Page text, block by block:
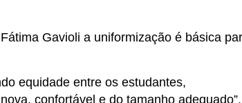
Gavioli a uniformização é básica
equidade entre os estudantes,
confortável e do tamanho adequado”,